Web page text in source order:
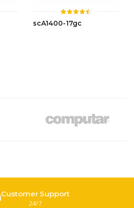
ให้
คะแนน
scA1400-17gc
Customer Support
24/7